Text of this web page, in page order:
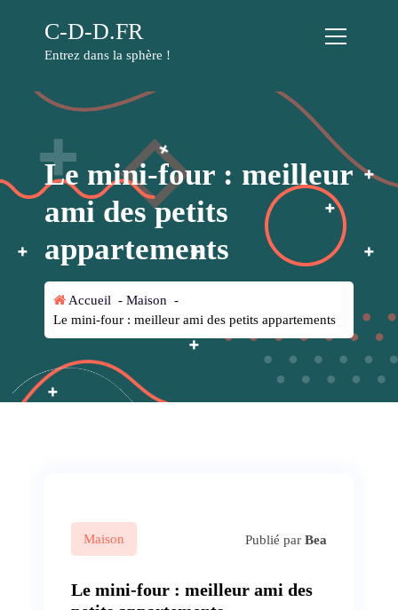
n
C-D-D.FR
Entrez dans la sphère !
Le mini-four : meilleur
ami des petits
appartements
Accueil - Maison -
Le mini-four : meilleur ami des petits appartements
Maison Publié par Bea
Le mini-four : meilleur ami des